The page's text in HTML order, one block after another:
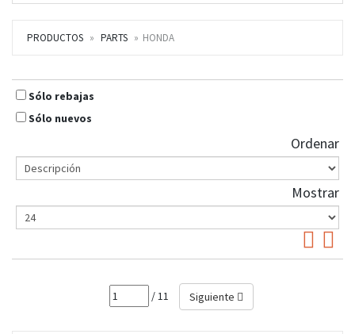
PRODUCTOS PARTS HONDA
Sólo rebajas
Sólo nuevos
Ordenar
Mostrar
/ 11 Siguiente